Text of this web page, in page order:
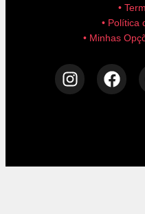
•
• Política
• Minhas